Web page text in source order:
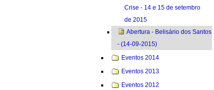
Crise - 14 e 15 de setembro
de 2015
Abertura - Belisário dos Santos
- (14-09-2015)
Eventos 2014
Eventos 2013
Eventos 2012